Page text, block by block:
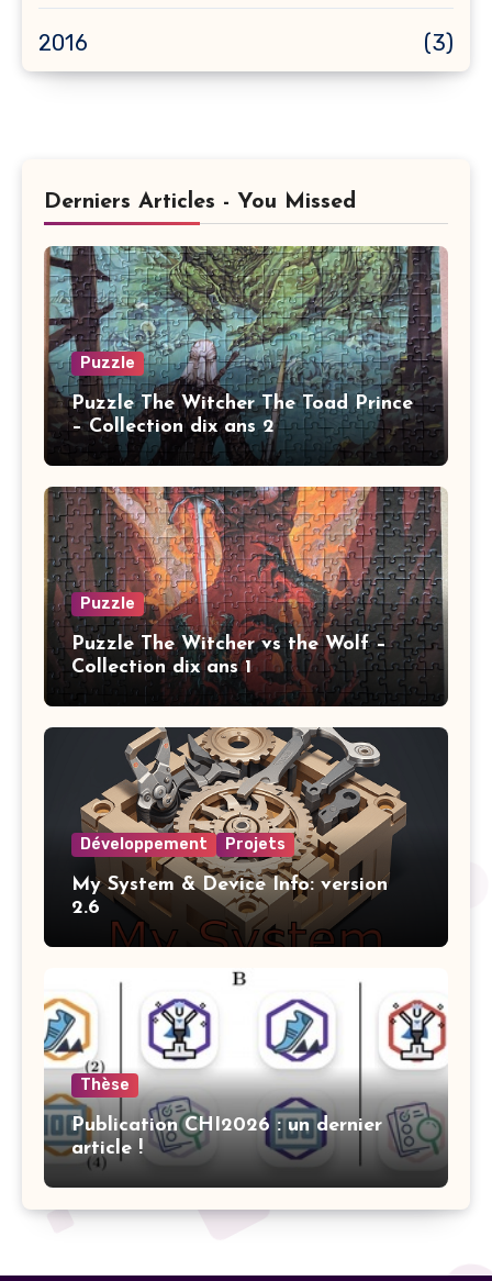
2016 (3)
Derniers Articles - You Missed
Puzzle
Puzzle The Witcher The Toad Prince
– Collection dix ans 2
Puzzle
Puzzle The Witcher vs the Wolf –
Collection dix ans 1
Développement Projets
My System & Device Info: version
2.6
Thèse
Publication CHI2026 : un dernier
article !